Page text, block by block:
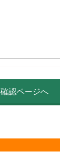
確認ページへ